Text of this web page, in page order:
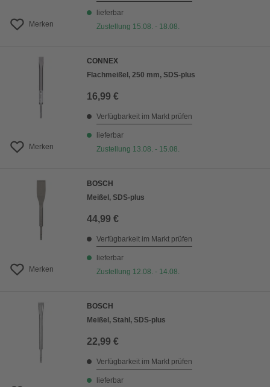
Merken
lieferbar
Zustellung 15.08. - 18.08.
Merken
CONNEX
Flachmeißel, 250 mm, SDS-plus
16,99 €
Verfügbarkeit im Markt prüfen
lieferbar
Zustellung 13.08. - 15.08.
Merken
BOSCH
Meißel, SDS-plus
44,99 €
Verfügbarkeit im Markt prüfen
lieferbar
Zustellung 12.08. - 14.08.
BOSCH
Meißel, Stahl, SDS-plus
22,99 €
Verfügbarkeit im Markt prüfen
lieferbar